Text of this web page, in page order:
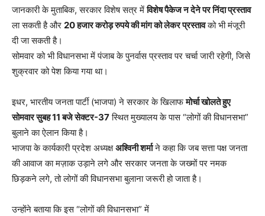
जानकारी के मुताबिक, सरकार विशेष सत्र मेंविशेष पैकेज न देने पर निंदा प्रस्ताव
ला सकती है और 20 हजार करोड़ रुपये की मांग को लेकर प्रस्तावको भी मंजूरी
दी जा सकती है।
सोमवार को भी विधानसभा में पंजाब के पुनर्वास प्रस्ताव पर चर्चा जारी रहेगी, जिसे
शुक्रवार को पेश किया गया था।
इधर, भारतीय जनता पार्टी (भाजपा) ने सरकार के खिलाफमोर्चा खोलते हुए
सोमवार सुबह 11 बजे सेक्टर-37स्थित मुख्यालय के पास “लोगों की विधानसभा”
बुलाने का ऐलान किया है।
भाजपा के कार्यकारी प्रदेश अध्यक्षअश्विनी शर्माने कहा कि जब सत्ता पक्ष जनता
की आवाज का मज़ाक उड़ाने लगे और सरकार जनता के जख्मों पर नमक
छिड़कने लगे, तो लोगों की विधानसभा बुलाना जरूरी हो जाता है।
उन्होंने बताया कि इस “लोगों की विधानसभा” में